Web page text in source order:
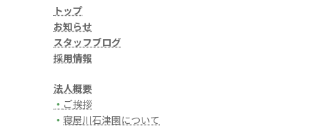
トップ
お知らせ
スタッフブログ
採用情報
法人概要
・ ご挨拶
・ 寝屋川石津園について